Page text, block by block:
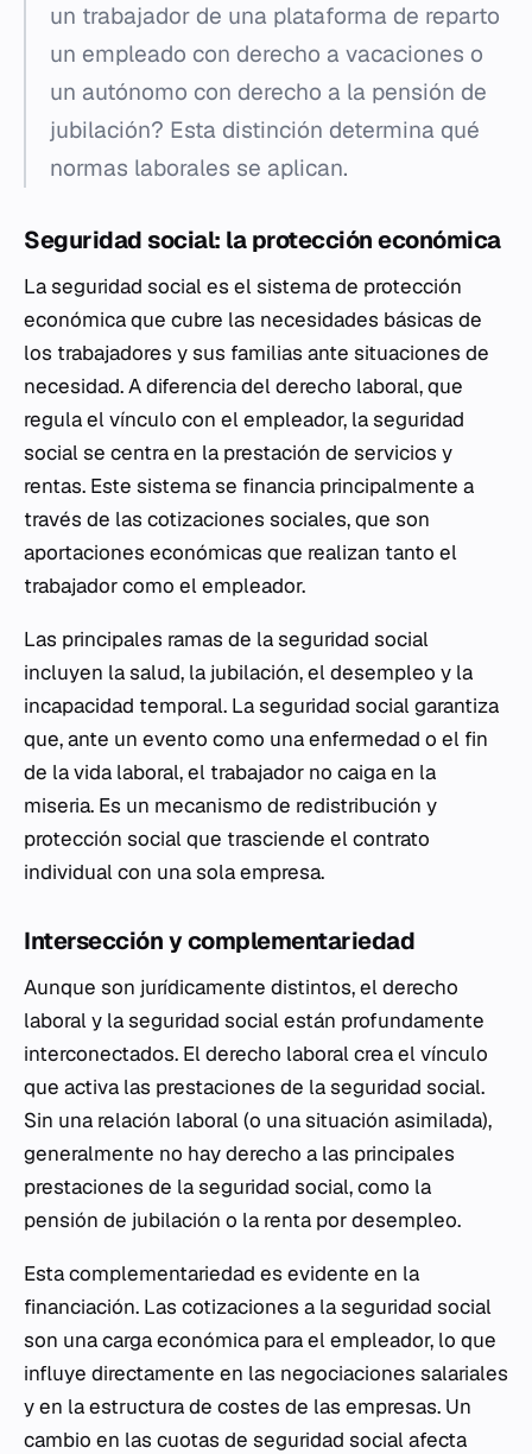
un trabajador de una plataforma de reparto
un empleado con derecho a vacaciones o
un autónomo con derecho a la pensión de
jubilación? Esta distinción determina qué
normas laborales se aplican.
Seguridad social: la protección económica
La seguridad social es el sistema de protección
económica que cubre las necesidades básicas de
los trabajadores y sus familias ante situaciones de
necesidad. A diferencia del derecho laboral, que
regula el vínculo con el empleador, la seguridad
social se centra en la prestación de servicios y
rentas. Este sistema se financia principalmente a
través de las cotizaciones sociales, que son
aportaciones económicas que realizan tanto el
trabajador como el empleador.
Las principales ramas de la seguridad social
incluyen la salud, la jubilación, el desempleo y la
incapacidad temporal. La seguridad social garantiza
que, ante un evento como una enfermedad o el fin
de la vida laboral, el trabajador no caiga en la
miseria. Es un mecanismo de redistribución y
protección social que trasciende el contrato
individual con una sola empresa.
Intersección y complementariedad
Aunque son jurídicamente distintos, el derecho
laboral y la seguridad social están profundamente
interconectados. El derecho laboral crea el vínculo
que activa las prestaciones de la seguridad social.
Sin una relación laboral (o una situación asimilada),
generalmente no hay derecho a las principales
prestaciones de la seguridad social, como la
pensión de jubilación o la renta por desempleo.
Esta complementariedad es evidente en la
financiación. Las cotizaciones a la seguridad social
son una carga económica para el empleador, lo que
influye directamente en las negociaciones salariales
y en la estructura de costes de las empresas. Un
cambio en las cuotas de seguridad social afecta